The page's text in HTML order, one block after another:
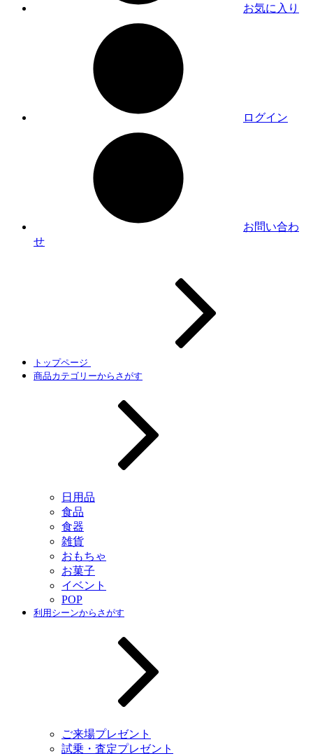
お気に入り
ログイン
お問い合わ
せ
トップページ
商品カテゴリーからさがす
日用品
食品
食器
雑貨
おもちゃ
お菓子
イベント
POP
利用シーンからさがす
ご来場プレゼント
試乗・査定プレゼント